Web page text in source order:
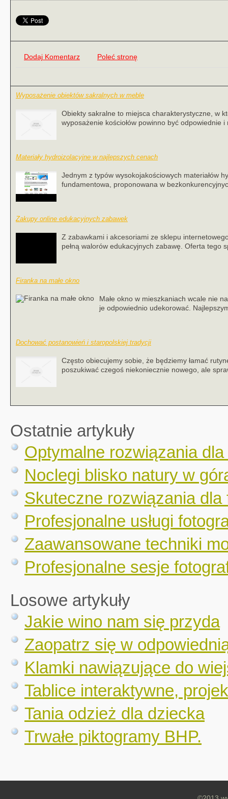
Dodaj Komentarz Poleć stronę
Wyposażenie obiektów sakralnych w meble
Obiekty sakralne to miejsca charakterystyczne, w
wyposażenie kościołów powinno być odpowiednie i
Materiały hydroizolacyjne w najlepszych cenach
Jednym z typów wysokojakościowych materiałów
fundamentowa, proponowana w
Zakupy online edukacyjnych zabawek
Z zabawkami i akcesoriami ze sklepu
pełną walorów edukacyjnych zabawę. Oferta tego
Firanka na małe okno
Małe okno w mieszkaniach wcale nie
je odpowiednio udekorować.
Dochować postanowień i staropolskiej tradycji
Często obiecujemy sobie, że będziemy łamać
poszukiwać czegoś niekoniecznie nowego, ale
Ostatnie artykuły
Optymalne rozwiązania dla
Noclegi blisko natury w
Skuteczne rozwiązania
Profesjonalne usługi
Zaawansowane techniki
Profesjonalne sesje
Losowe artykuły
Jakie wino nam się przyda
Zaopatrz się w
Klamki nawiązujące do
Tablice interaktywne,
Tania odzież dla dziecka
Trwałe piktogramy BHP.